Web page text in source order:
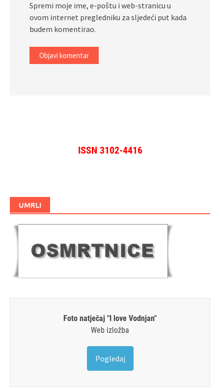
Spremi moje ime, e-poštu i web-stranicu u
ovom internet pregledniku za sljedeći put kada
budem komentirao.
ISSN 3102-4416
UMRLI
Foto natječaj "I love Vodnjan"
Web izložba
Pogledaj